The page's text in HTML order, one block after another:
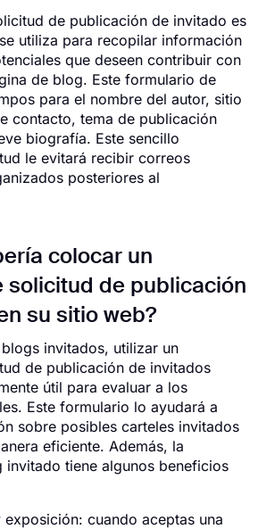
de publicación de invitado es
utiliza para recopilar información
que deseen contribuir con
de blog. Este formulario de
para el nombre del autor, sitio
contacto, tema de publicación
biografía. Este sencillo
le evitará recibir correos
posteriores al
colocar un
solicitud de publicación
su sitio web?
invitados, utilizar un
de publicación de invitados
útil para evaluar a los
Este formulario lo ayudará a
sobre posibles carteles invitados
eficiente. Además, la
tiene algunos beneficios
cuando aceptas una